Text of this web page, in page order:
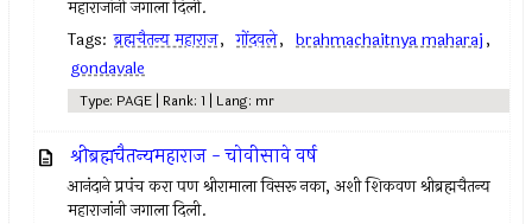
महाराजांनी जगाला दिली.
Tags: ब्रह्मचैतन्य महाराज, गोंदवले, brahmachaitnya maharaj,
gondavale
Type: PAGE | Rank: 1 | Lang: mr
श्रीब्रह्मचैतन्यमहाराज - चोवीसावे वर्ष
आनंदाने प्रपंच करा पण श्रीरामाला विसरू नका, अशी शिकवण श्रीब्रह्मचैतन्य
महाराजांनी जगाला दिली.